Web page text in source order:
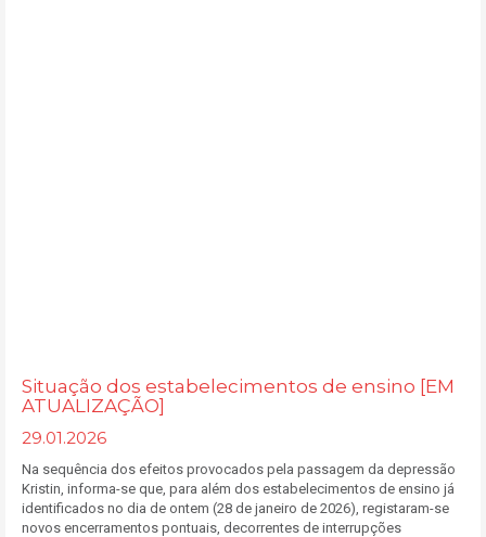
Situação dos estabelecimentos de ensino [EM
ATUALIZAÇÃO]
29.01.2026
Na sequência dos efeitos provocados pela passagem da depressão
Kristin, informa-se que, para além dos estabelecimentos de ensino já
identificados no dia de ontem (28 de janeiro de 2026), registaram-se
novos encerramentos pontuais, decorrentes de interrupções